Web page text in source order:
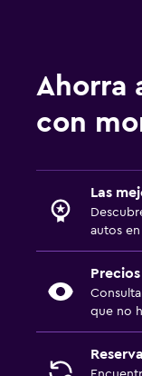
Ahorra
con
Las
autos
que no